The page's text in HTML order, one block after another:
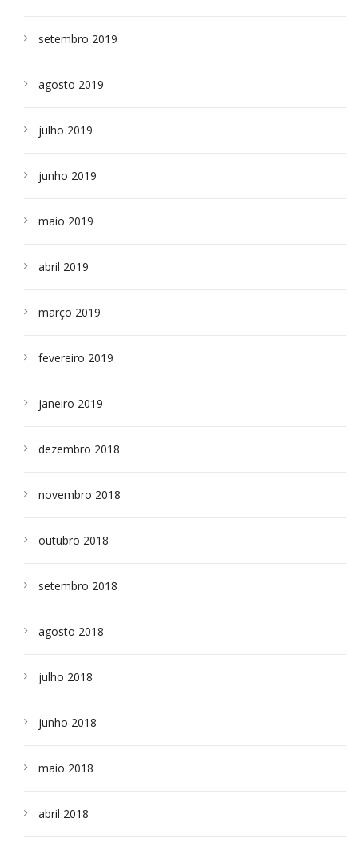
setembro 2019
agosto 2019
julho 2019
junho 2019
maio 2019
abril 2019
março 2019
fevereiro 2019
janeiro 2019
dezembro 2018
novembro 2018
outubro 2018
setembro 2018
agosto 2018
julho 2018
junho 2018
maio 2018
abril 2018